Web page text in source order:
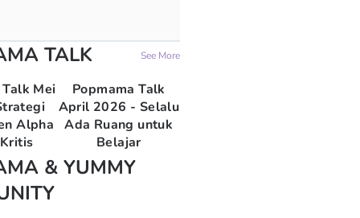
TALK See More
Mei
Alpha
Popmama Talk
April 2026 - Selalu
Ada Ruang untuk
Belajar
& YUMMY